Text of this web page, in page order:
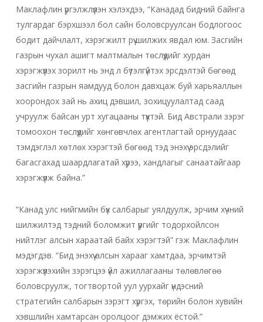
Маклафлин үргэлжлүүлэн хэлэхдээ, “Канадад бидний байнга
тулгардаг бэрхшээл бол сайн боловсруулсан бодлогоос
бодит дайчлалт, хэрэгжилт рүү шилжих явдал юм. Засгийн
газрын чухал ашигт малтмалын төслүүдийг хурдан
хэрэгжүүлэх зорилт нь энд л бүтэлгүйтэх эрсдэлтэй бөгөөд
засгийн газрын яамдууд болон давхцаж буй харьяаллын
хоорондох зай нь ахиц дэвшил, зохицуулалтад саад
учруулж байсан урт хугацааны түүхтэй. Бид Австрали зэрэг
томоохон төслүүдийг хөнгөвчлөх агентлагтай орнуудаас
тэмдэглэл хөтлөх хэрэгтэй бөгөөд тэд энэхүү эрсдэлийг
багасгахад шаардлагатай хүрээ, хандлагыг санаатайгаар
хэрэгжүүлж байна.”
“Канад улс нийгмийн бүх салбарыг уялдуулж, эрчим хүчний
шилжилтэд тэдний боломжит үүргийг тодорхойлсон
нийтлэг алсын хараатай байх хэрэгтэй” гэж Маклафлин
мэдэгдэв. “Бид энэхүү алсын харааг хамтдаа, эрчимтэй
хэрэгжүүлэхийн зэрэгцээ үйл ажиллагааны төлөвлөгөө
боловсруулж, тогтвортой уул уурхайг үндэсний
стратегийн салбарын зэрэгт хүргэх, төрийн болон хувийн
хэвшлийн хамтарсан оролцоог дэмжих ёстой.”